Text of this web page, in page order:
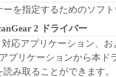
ーを指定するためのソフ
2 ドライバー
応アプリケーション、
プリケーションから本ド
み取ることができます。